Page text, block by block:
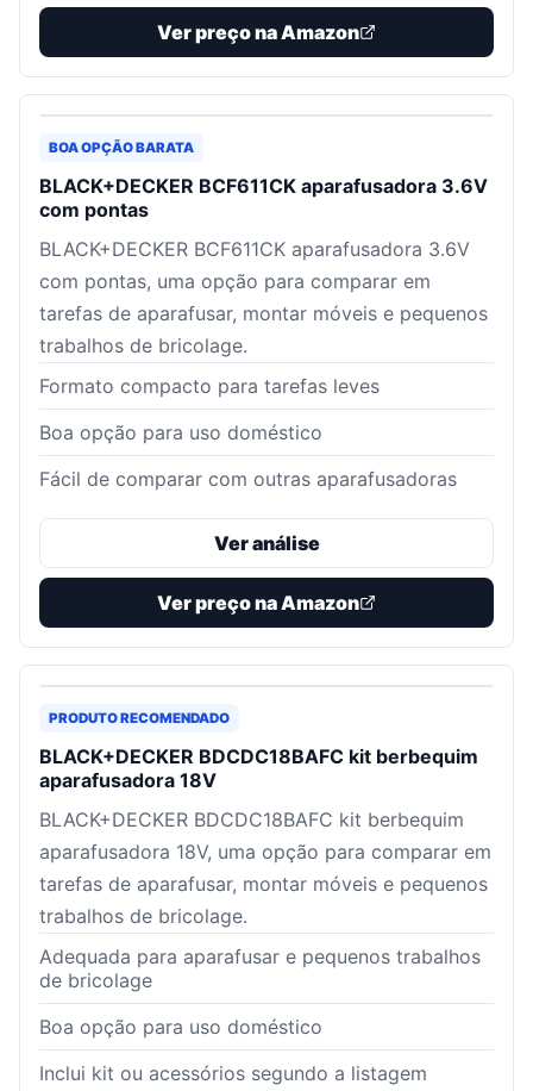
Ver preço na Amazon
BOA OPÇÃO BARATA
BLACK+DECKER BCF611CK aparafusadora 3.6V
com pontas
BLACK+DECKER BCF611CK aparafusadora 3.6V
com pontas, uma opção para comparar em
tarefas de aparafusar, montar móveis e pequenos
trabalhos de bricolage.
Formato compacto para tarefas leves
Boa opção para uso doméstico
Fácil de comparar com outras aparafusadoras
Ver análise
Ver preço na Amazon
PRODUTO RECOMENDADO
BLACK+DECKER BDCDC18BAFC kit berbequim
aparafusadora 18V
BLACK+DECKER BDCDC18BAFC kit berbequim
aparafusadora 18V, uma opção para comparar em
tarefas de aparafusar, montar móveis e pequenos
trabalhos de bricolage.
Adequada para aparafusar e pequenos trabalhos
de bricolage
Boa opção para uso doméstico
Inclui kit ou acessórios segundo a listagem